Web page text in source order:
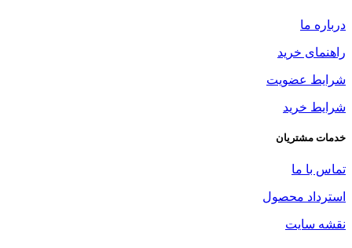
درباره ما
راهنمای خرید
شرایط عضویت
شرایط خرید
خدمات مشتریان
تماس با ما
استرداد محصول
نقشه سایت